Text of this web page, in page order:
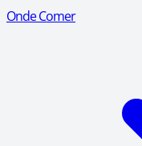
Onde Comer